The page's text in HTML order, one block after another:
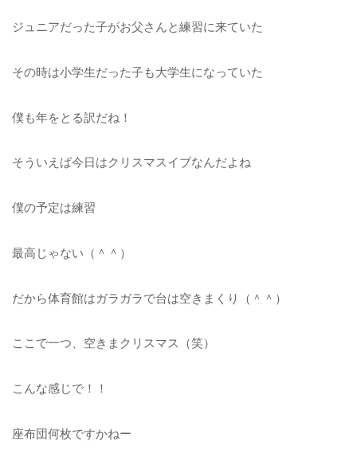
ジュニアだった子がお父さんと練習に来ていた
その時は小学生だった子も大学生になっていた
僕も年をとる訳だね！
そういえば今日はクリスマスイブなんだよね
僕の予定は練習
最高じゃない（＾＾）
だから体育館はガラガラで台は空きまくり（＾＾）
ここで一つ、空きまクリスマス（笑）
こんな感じで！！
座布団何枚ですかねー